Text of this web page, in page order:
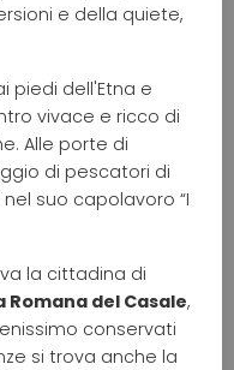
e della quiete,
piedi dell'Etna e
vivace e ricco di
Alle porte di
di pescatori di
suo capolavoro “I
la cittadina di
Romana del Casale,
conservati
si trova anche la